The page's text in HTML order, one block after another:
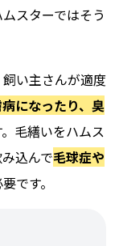
スターではそう
い主さんが適度
になったり、臭
毛繕いをハムス
込んで毛球症や
です。